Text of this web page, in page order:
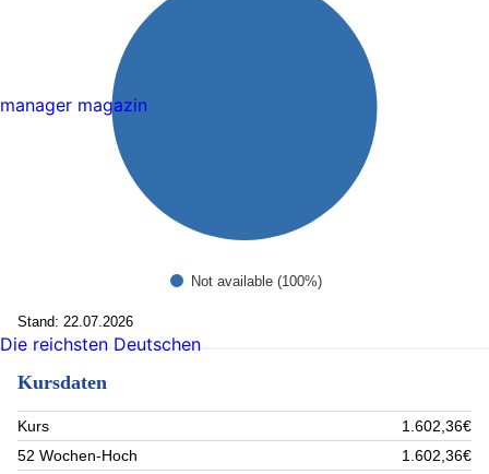
Not available (100%)
Stand: 22.07.2026
Kursdaten
Kurs
1.602,36€
52 Wochen-Hoch
1.602,36€
manager magazin
Die reichsten Deutschen